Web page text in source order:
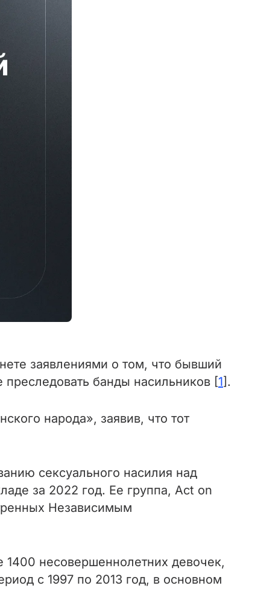
заявлениями о том, что бывший
банды насильников [1].
народа», заявив, что тот
сексуального насилия над
за 2022 год. Ее группа, Act on
Независимым
1400 несовершеннолетних девочек,
с 1997 по 2013 год, в основном